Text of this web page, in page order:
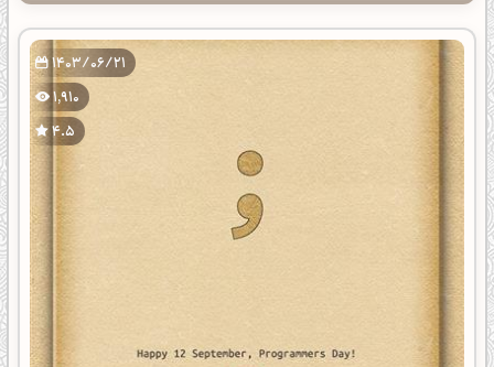
1403/06/21
1,910
4.5